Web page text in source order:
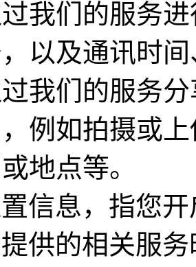
我们的服务
以及通讯时
我们的服务
例如拍摄或
地点等。
信息，指您
供的相关服